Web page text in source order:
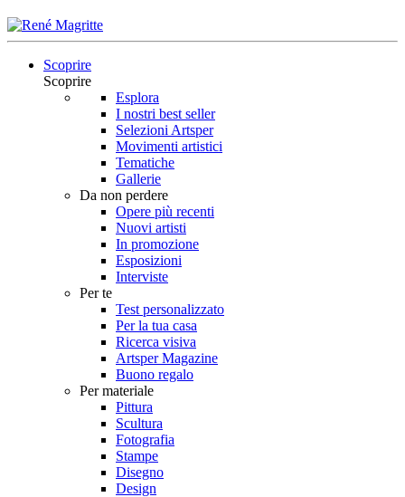
Scoprire
Scoprire
Esplora
I nostri best seller
Selezioni Artsper
Movimenti artistici
Tematiche
Gallerie
Da non perdere
Opere più recenti
Nuovi artisti
In promozione
Esposizioni
Interviste
Per te
Test personalizzato
Per la tua casa
Ricerca visiva
Artsper Magazine
Buono regalo
Per materiale
Pittura
Scultura
Fotografia
Stampe
Disegno
Design